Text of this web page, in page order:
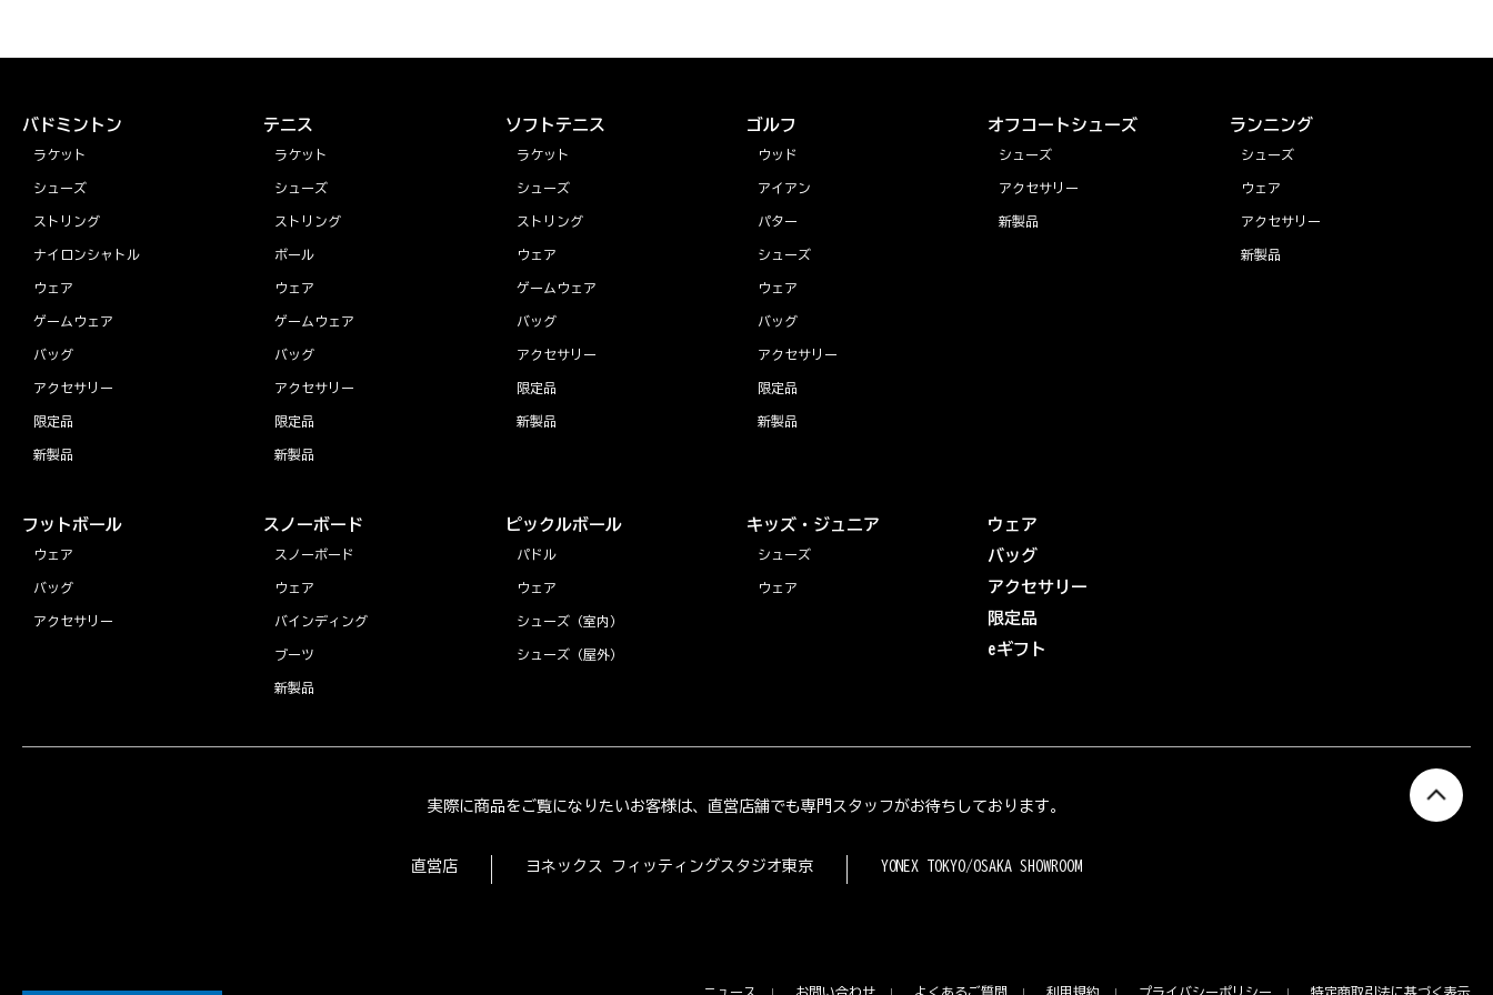
バドミントン
ラケット
シューズ
ストリング
ナイロンシャトル
ウェア
ゲームウェア
バッグ
アクセサリー
限定品
新製品
テニス
ラケット
シューズ
ストリング
ボール
ウェア
ゲームウェア
バッグ
アクセサリー
限定品
新製品
ソフトテニス
ラケット
シューズ
ストリング
ウェア
ゲームウェア
バッグ
アクセサリー
限定品
新製品
ゴルフ
ウッド
アイアン
パター
シューズ
ウェア
バッグ
アクセサリー
限定品
新製品
オフコートシューズ
シューズ
アクセサリー
新製品
ランニング
シューズ
ウェア
アクセサリー
新製品
フットボール
ウェア
バッグ
アクセサリー
スノーボード
スノーボード
ウェア
バインディング
ブーツ
新製品
ピックルボール
パドル
ウェア
シューズ（室内）
シューズ（屋外）
キッズ・ジュニア
シューズ
ウェア
ウェア
バッグ
アクセサリー
限定品
eギフト
実際に商品をご覧になりたいお客様は、直営店舗でも専門スタッフがお待ちしております。
直営店 ヨネックス フィッティングスタジオ東京 YONEX TOKYO/OSAKA SHOWROOM
ニュース お問い合わせ よくあるご質問 利用規約 プライバシーポリシー 特定商取引法に基づく表示